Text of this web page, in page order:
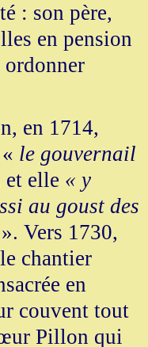
: son père,
en pension
en 1714,
le gouvernail
et elle « y
au goust des
». Vers 1730,
chantier
en
couvent tout
Pillon qui